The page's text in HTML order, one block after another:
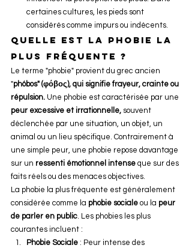
certaines cultures, les pieds sont
considérés comme impurs ou indécents.
Quelle est la phobie la
plus fréquente ?
Le terme "phobie" provient du grec ancien
"phóbos" (φόβος), qui signifie frayeur, crainte ou
répulsion. Une phobie est caractérisée par une
peur excessive et irrationnelle, souvent
déclenchée par une situation, un objet, un
animal ou un lieu spécifique. Contrairement à
une simple peur, une phobie repose davantage
sur un ressenti émotionnel intense que sur des
faits réels ou des menaces objectives.
La phobie la plus fréquente est généralement
considérée comme la phobie sociale ou la peur
de parler en public. Les phobies les plus
courantes incluent :
Phobie Sociale : Peur intense des